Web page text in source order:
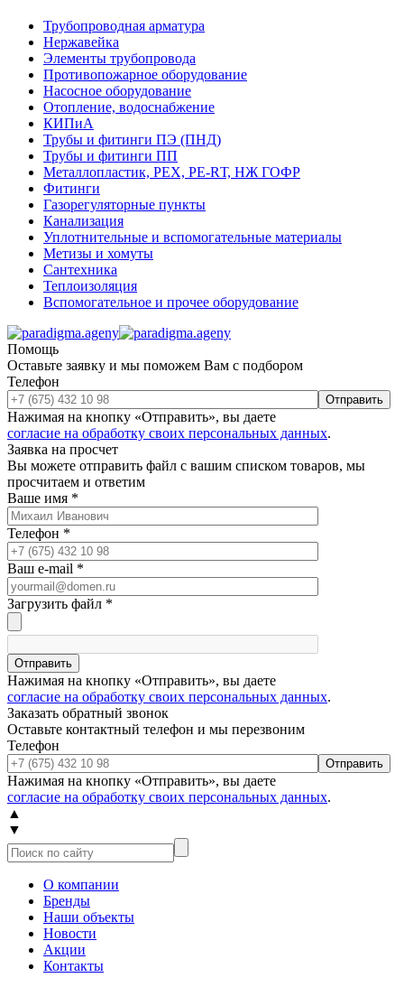
Трубопроводная арматура
Нержавейка
Элементы трубопровода
Противопожарное оборудование
Насосное оборудование
Отопление, водоснабжение
КИПиА
Трубы и фитинги ПЭ (ПНД)
Трубы и фитинги ПП
Металлопластик, РЕХ, РЕ-RТ, НЖ ГОФР
Фитинги
Газорегуляторные пункты
Канализация
Уплотнительные и вспомогательные материалы
Метизы и хомуты
Сантехника
Теплоизоляция
Вспомогательное и прочее оборудование
Помощь
Оставьте заявку и мы поможем Вам с подбором
Телефон
Отправить
Нажимая на кнопку «Отправить», вы даете
согласие на обработку своих персональных данных.
Заявка на просчет
Вы можете отправить файл с вашим списком товаров, мы
просчитаем и ответим
Ваше имя *
Телефон *
Ваш e-mail *
Загрузить файл *
Отправить
Нажимая на кнопку «Отправить», вы даете
согласие на обработку своих персональных данных.
Заказать обратный звонок
Оставьте контактный телефон и мы перезвоним
Телефон
Отправить
Нажимая на кнопку «Отправить», вы даете
согласие на обработку своих персональных данных.
▲
▼
О компании
Бренды
Наши объекты
Новости
Акции
Контакты